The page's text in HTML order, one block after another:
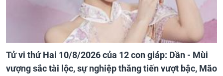
Tử vi thứ Hai 10/8/2026 của 12 con giáp: Dần - Mùi
vượng sắc tài lộc, sự nghiệp thăng tiến vượt bậc, Mão